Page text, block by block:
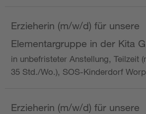
Erzieherin (m/w/d) für unsere
Elementargruppe in der Kita
in unbefristeter Anstellung, Teilzeit
35 Std./Wo.), SOS-Kinderdorf
Erzieherin (m/w/d) für unsere